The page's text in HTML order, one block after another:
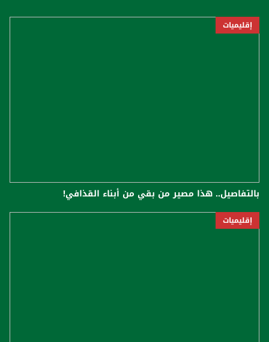
إقليميات
بالتفاصيل.. هذا مصير من بقي من أبناء القذافي!
إقليميات